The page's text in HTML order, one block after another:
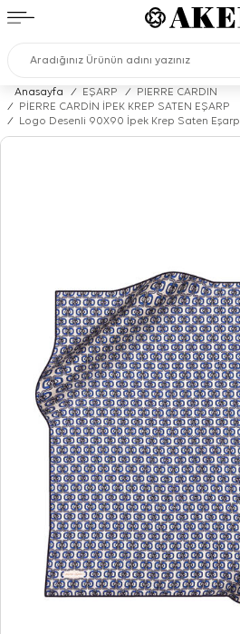
Anasayfa / EŞARP /
PIERRE CARDIN
/
PİERRE CARDİN İPEK KREP SATEN EŞARP
/
Logo Desenli 90X90 İpek Krep Saten Eşarp